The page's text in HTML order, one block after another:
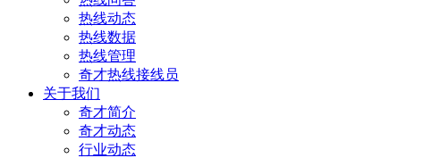
热线动态
热线数据
热线管理
奇才热线接线员
关于我们
奇才简介
奇才动态
行业动态